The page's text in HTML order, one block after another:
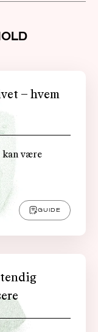
– hvem
kan være
GUIDE